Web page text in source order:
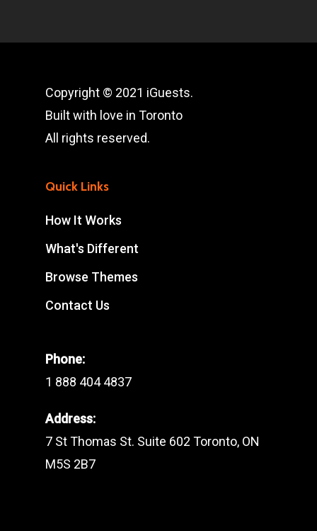
Copyright © 2021 iGuests.
Built with love in Toronto
All rights reserved.
Quick Links
How It Works
What's Different
Browse Themes
Contact Us
Phone:
1 888 404 4837
Address:
7 St Thomas St. Suite 602 Toronto, ON
M5S 2B7